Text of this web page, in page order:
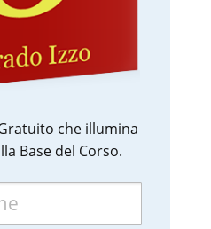
che illumina
Base del Corso.